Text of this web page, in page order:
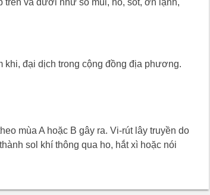
khi, đại dịch trong cộng đồng địa phương.
mùa A hoặc B gây ra. Vi-rút lây truyền do
sol khí thông qua ho, hắt xì hoặc nói